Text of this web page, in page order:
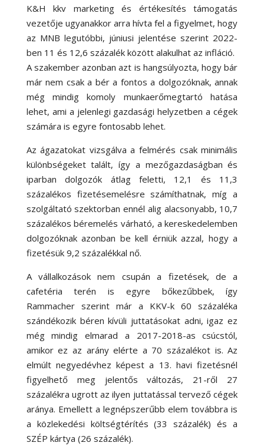
K&H kkv marketing és értékesítés támogatás
vezetője ugyanakkor arra hívta fel a figyelmet, hogy
az MNB legutóbbi, júniusi jelentése szerint 2022-
ben 11 és 12,6 százalék között alakulhat az infláció.
A szakember azonban azt is hangsúlyozta, hogy bár
már nem csak a bér a fontos a dolgozóknak, annak
még mindig komoly munkaerőmegtartó hatása
lehet, ami a jelenlegi gazdasági helyzetben a cégek
számára is egyre fontosabb lehet.
Az ágazatokat vizsgálva a felmérés csak minimális
különbségeket talált, így a mezőgazdaságban és
iparban dolgozók átlag feletti, 12,1 és 11,3
százalékos fizetésemelésre számíthatnak, míg a
szolgáltató szektorban ennél alig alacsonyabb, 10,7
százalékos béremelés várható, a kereskedelemben
dolgozóknak azonban be kell érniük azzal, hogy a
fizetésük 9,2 százalékkal nő.
A vállalkozások nem csupán a fizetések, de a
cafetéria terén is egyre bőkezűbbek, így
Rammacher szerint már a KKV-k 60 százaléka
szándékozik béren kívüli juttatásokat adni, igaz ez
még mindig elmarad a 2017-2018-as csúcstól,
amikor ez az arány elérte a 70 százalékot is. Az
elmúlt negyedévhez képest a 13. havi fizetésnél
figyelhető meg jelentős változás, 21-ről 27
százalékra ugrott az ilyen juttatással tervező cégek
aránya. Emellett a legnépszerűbb elem továbbra is
a közlekedési költségtérítés (33 százalék) és a
SZÉP kártya (26 százalék).